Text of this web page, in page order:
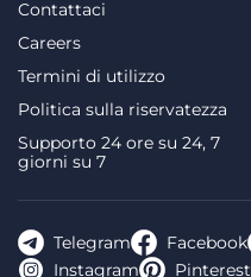
Contattaci
Careers
Termini di utilizzo
Politica sulla riservatezza
Supporto 24 ore su 24, 7
giorni su 7
Telegram Facebook
Instagram
Pinterest